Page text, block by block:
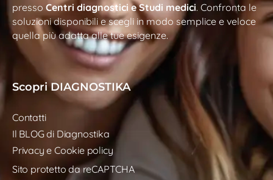
presso Centri diagnostici e Studi medici. Confronta le
soluzioni disponibili e scegli in modo semplice e veloce
quella più adatta alle tue esigenze.
Scopri DIAGNOSTIKA
Contatti
Il BLOG di Diagnostika
Privacy e Cookie policy
Sito protetto da reCAPTCHA